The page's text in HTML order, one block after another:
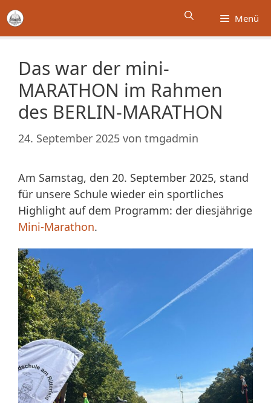
Zum
Inhalt
springen
Menü
Das war der mini-
MARATHON im Rahmen
des BERLIN-MARATHON
24. September 2025 von tmgadmin
Am Samstag, den 20. September 2025, stand
für unsere Schule wieder ein sportliches
Highlight auf dem Programm: der diesjährige
Mini-Marathon.